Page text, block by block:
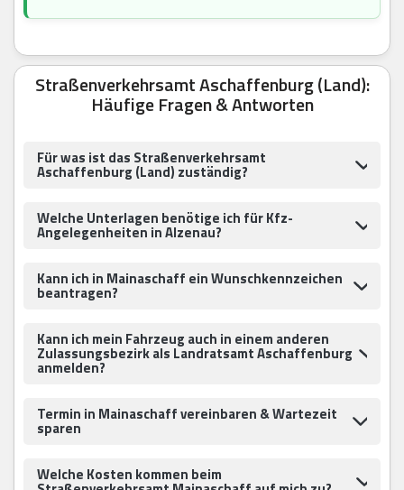
Straßenverkehrsamt Aschaffenburg (Land):
Häufige Fragen & Antworten
Für was ist das Straßenverkehrsamt
Aschaffenburg (Land) zuständig?
Welche Unterlagen benötige ich für Kfz-
Angelegenheiten in Alzenau?
Kann ich in Mainaschaff ein Wunschkennzeichen
beantragen?
Kann ich mein Fahrzeug auch in einem anderen
Zulassungsbezirk als Landratsamt Aschaffenburg
anmelden?
Termin in Mainaschaff vereinbaren & Wartezeit
sparen
Welche Kosten kommen beim